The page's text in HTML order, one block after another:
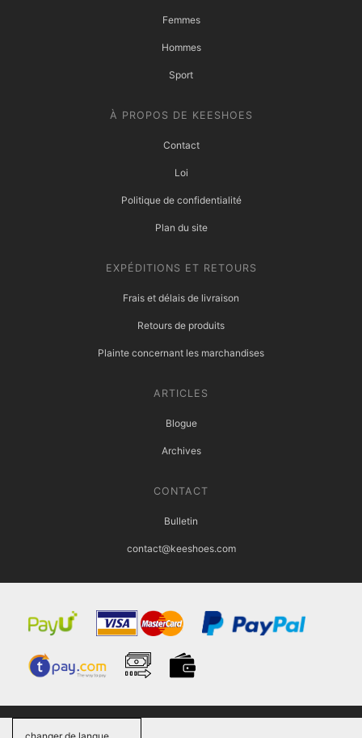
Femmes
Hommes
Sport
À PROPOS DE KEESHOES
Contact
Loi
Politique de confidentialité
Plan du site
EXPÉDITIONS ET RETOURS
Frais et délais de livraison
Retours de produits
Plainte concernant les marchandises
ARTICLES
Blogue
Archives
CONTACT
Bulletin
contact@keeshoes.com